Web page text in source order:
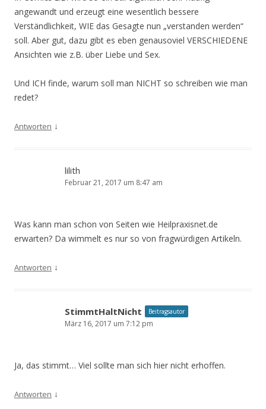
angewandt und erzeugt eine wesentlich bessere
Verständlichkeit, WIE das Gesagte nun „verstanden werden“
soll. Aber gut, dazu gibt es eben genausoviel VERSCHIEDENE
Ansichten wie z.B. über Liebe und Sex.
Und ICH finde, warum soll man NICHT so schreiben wie man
redet?
Antworten ↓
lilith
Februar 21, 2017 um 8:47 am
Was kann man schon von Seiten wie Heilpraxisnet.de
erwarten? Da wimmelt es nur so von fragwürdigen Artikeln.
Antworten ↓
StimmtHaltNicht Beitragsautor
März 16, 2017 um 7:12 pm
Ja, das stimmt… Viel sollte man sich hier nicht erhoffen.
Antworten ↓